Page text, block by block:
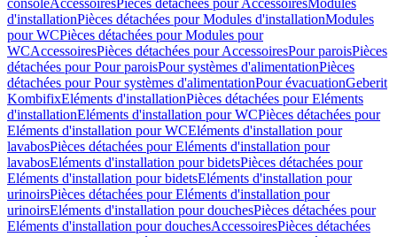
consoleAccessoiresPièces détachées pour AccessoiresModules
d'installationPièces détachées pour Modules d'installationModules
pour WCPièces détachées pour Modules pour
WCAccessoiresPièces détachées pour AccessoiresPour paroisPièces
détachées pour Pour paroisPour systèmes d'alimentationPièces
détachées pour Pour systèmes d'alimentationPour évacuationGeberit
KombifixEléments d'installationPièces détachées pour Eléments
d'installationEléments d'installation pour WCPièces détachées pour
Eléments d'installation pour WCEléments d'installation pour
lavabosPièces détachées pour Eléments d'installation pour
lavabosEléments d'installation pour bidetsPièces détachées pour
Eléments d'installation pour bidetsEléments d'installation pour
urinoirsPièces détachées pour Eléments d'installation pour
urinoirsEléments d'installation pour douchesPièces détachées pour
Eléments d'installation pour douchesAccessoiresPièces détachées